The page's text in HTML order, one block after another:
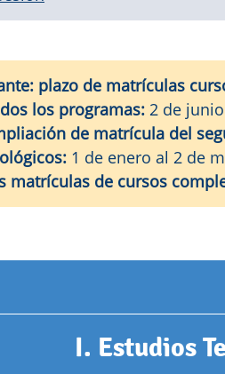
plazo de matrículas
los programas: 2 de
de matrícula del
1 de enero al 2 de
matrículas de cursos
I. Estudios